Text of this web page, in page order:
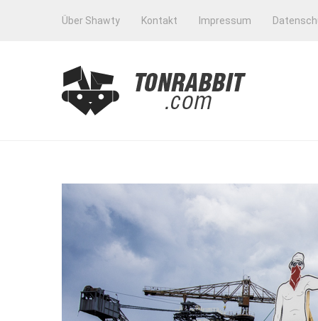
Über Shawty Kontakt Impressum